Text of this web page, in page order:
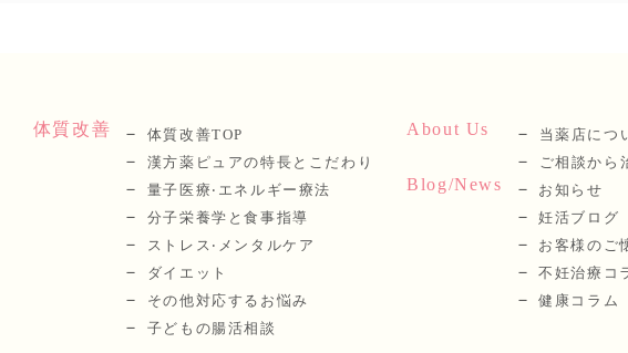
体質改善
体質改善TOP
漢⽅薬ピュアの特長とこだわり
量⼦医療‧エネルギー療法
分⼦栄養学と⾷事指導
ストレス‧メンタルケア
ダイエット
その他対応するお悩み
子どもの腸活相談
About Us
当薬店につ
ご相談から
Blog/News
お知らせ
妊活ブログ
お客様のご
不妊治療コ
健康コラム